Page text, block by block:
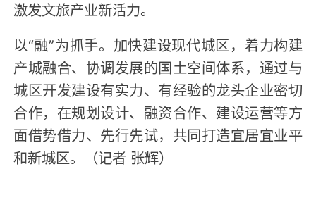
激发文旅产业新活力。
以“融”为抓手。加快建设现代城区，着力构建
产城融合、协调发展的国土空间体系，通过与
城区开发建设有实力、有经验的龙头企业密切
合作，在规划设计、融资合作、建设运营等方
面借势借力、先行先试，共同打造宜居宜业平
和新城区。（记者 张辉）